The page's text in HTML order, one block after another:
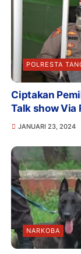
POLRESTA
Ciptakan
Talk show Via
JANUARI 23, 2024
NARKOBA